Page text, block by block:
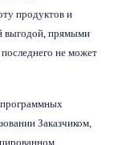
продуктов и
выгодой, прямыми
не может
Заказчиком,